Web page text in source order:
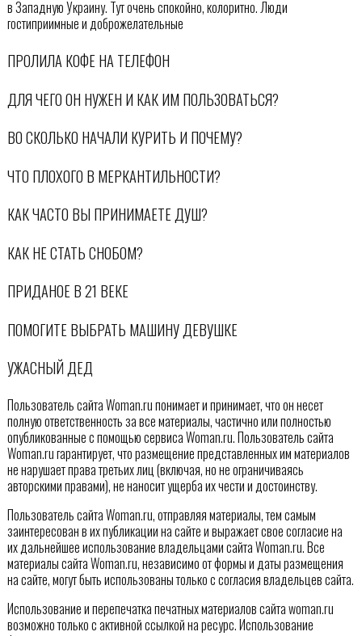
в Западную Украину. Тут очень спокойно, колоритно. Люди
гостиприимные и доброжелательные
ПРОЛИЛА КОФЕ НА ТЕЛЕФОН
ДЛЯ ЧЕГО ОН НУЖЕН И КАК ИМ ПОЛЬЗОВАТЬСЯ?
ВО СКОЛЬКО НАЧАЛИ КУРИТЬ И ПОЧЕМУ?
ЧТО ПЛОХОГО В МЕРКАНТИЛЬНОСТИ?
КАК ЧАСТО ВЫ ПРИНИМАЕТЕ ДУШ?
КАК НЕ СТАТЬ СНОБОМ?
ПРИДАНОЕ В 21 ВЕКЕ
ПОМОГИТЕ ВЫБРАТЬ МАШИНУ ДЕВУШКЕ
УЖАСНЫЙ ДЕД
Пользователь сайта Woman.ru понимает и принимает, что он несет
полную ответственность за все материалы, частично или полностью
опубликованные с помощью сервиса Woman.ru. Пользователь сайта
Woman.ru гарантирует, что размещение представленных им материалов
не нарушает права третьих лиц (включая, но не ограничиваясь
авторскими правами), не наносит ущерба их чести и достоинству.
Пользователь сайта Woman.ru, отправляя материалы, тем самым
заинтересован в их публикации на сайте и выражает свое согласие на
их дальнейшее использование владельцами сайта Woman.ru. Все
материалы сайта Woman.ru, независимо от формы и даты размещения
на сайте, могут быть использованы только с согласия владельцев сайта.
Использование и перепечатка печатных материалов сайта woman.ru
возможно только с активной ссылкой на ресурс. Использование